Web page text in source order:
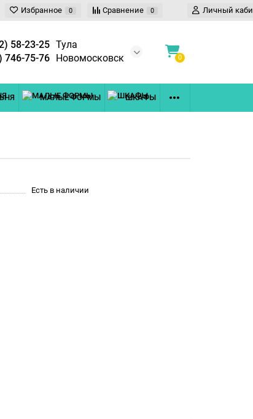
Избранное 0 Сравнение 0 Личный
58-23-25 Тула
746-75-76
Новомосковск 0
МАЛЫЕ ФОРМЫ ШКАФЫ
Есть в наличии